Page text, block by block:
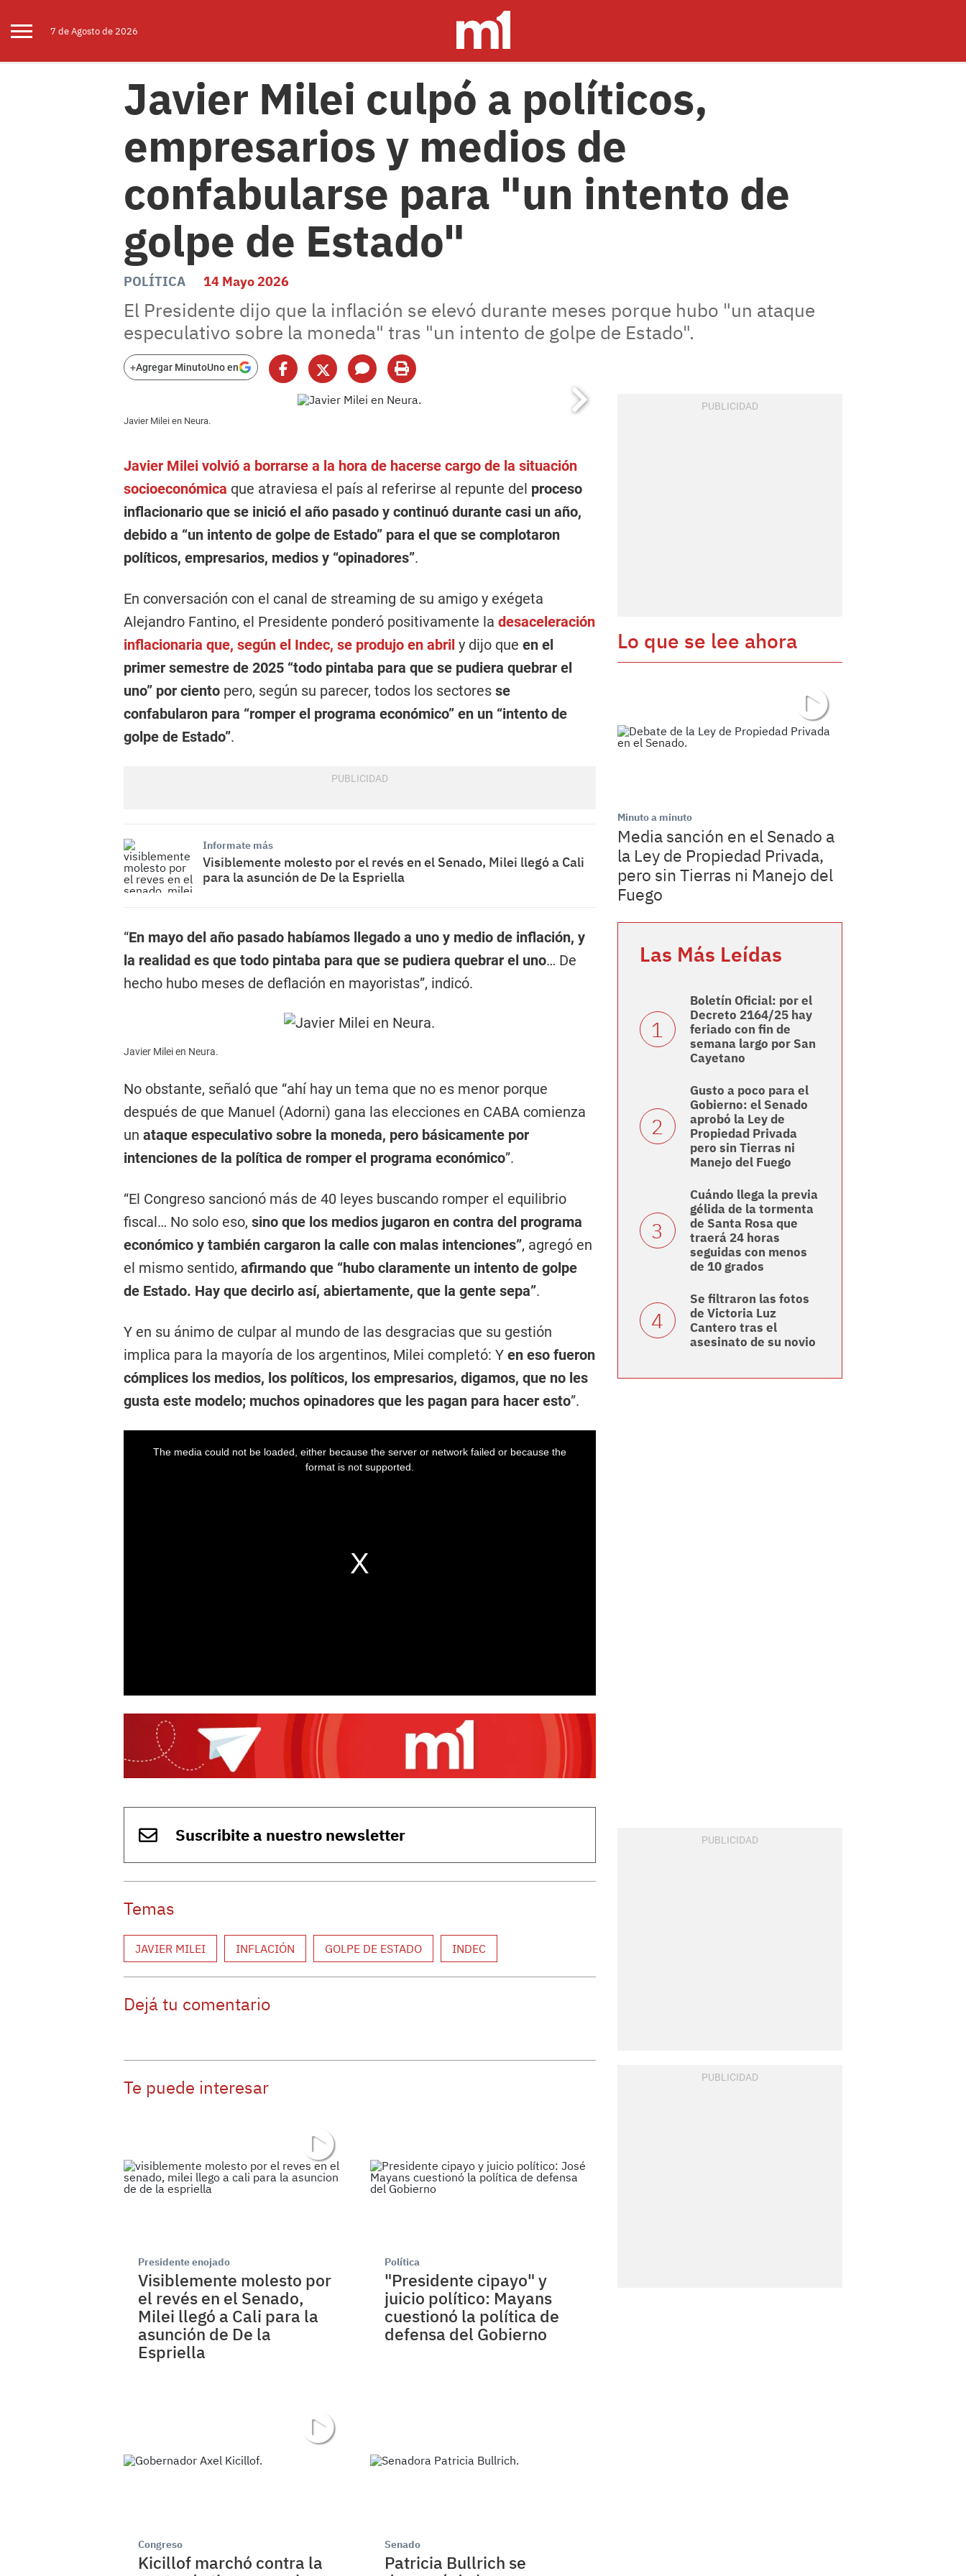
7 deAgostode 2026
Javier Milei culpó a políticos,
empresarios y medios de
confabularse para "un intento de
golpe de Estado"
POLÍTICA 14 Mayo 2026
El Presidente dijo que la inflación se elevó durante meses porque hubo "un ataque
especulativo sobre la moneda" tras "un intento de golpe de Estado".
+Agregar MinutoUno en
Javier Milei en Neura.
Javier Milei volvió a borrarse a la hora de hacerse cargo de la situación
socioeconómica que atraviesa el país al referirse al repunte del proceso
inflacionario que se inició el año pasado y continuó durante casi un año,
debido a “un intento de golpe de Estado” para el que se complotaron
políticos, empresarios, medios y “opinadores”.
En conversación con el canal de streaming de su amigo y exégeta
Alejandro Fantino, el Presidente ponderó positivamente la desaceleración
inflacionaria que, según el Indec, se produjo en abril y dijo que en el
primer semestre de 2025 “todo pintaba para que se pudiera quebrar el
uno” por ciento pero, según su parecer, todos los sectores se
confabularon para “romper el programa económico” en un “intento de
golpe de Estado”.
Informate más
Visiblemente molesto por el revés en el Senado, Milei llegó a Cali
para la asunción de De la Espriella
“En mayo del año pasado habíamos llegado a uno y medio de inflación, y
la realidad es que todo pintaba para que se pudiera quebrar el uno… De
hecho hubo meses de deflación en mayoristas”, indicó.
Javier Milei en Neura.
No obstante, señaló que “ahí hay un tema que no es menor porque
después de que Manuel (Adorni) gana las elecciones en CABA comienza
un ataque especulativo sobre la moneda, pero básicamente por
intenciones de la política de romper el programa económico”.
“El Congreso sancionó más de 40 leyes buscando romper el equilibrio
fiscal… No solo eso, sino que los medios jugaron en contra del programa
económico y también cargaron la calle con malas intenciones”, agregó en
el mismo sentido, afirmando que “hubo claramente un intento de golpe
de Estado. Hay que decirlo así, abiertamente, que la gente sepa”.
Y en su ánimo de culpar al mundo de las desgracias que su gestión
implica para la mayoría de los argentinos, Milei completó: Y en eso fueron
cómplices los medios, los políticos, los empresarios, digamos, que no les
gusta este modelo; muchos opinadores que les pagan para hacer esto”.
Suscribite a nuestro newsletter
Temas
JAVIER MILEI INFLACIÓN GOLPE DE ESTADO INDEC
Dejá tu comentario
Te puede interesar
Presidente enojado
Visiblemente molesto por
el revés en el Senado,
Milei llegó a Cali para la
asunción de De la
Espriella
Política
"Presidente cipayo" y
juicio político: Mayans
cuestionó la política de
defensa del Gobierno
Congreso
Kicillof marchó contra la
Senado
Patricia Bullrich se
Lo que se lee ahora
Minuto a minuto
Media sanción en el Senado a
la Ley de Propiedad Privada,
pero sin Tierras ni Manejo del
Fuego
Las Más Leídas
Boletín Oficial: por el
Decreto 2164/25 hay
feriado con fin de
semana largo por San
Cayetano
Gusto a poco para el
Gobierno: el Senado
aprobó la Ley de
Propiedad Privada
pero sin Tierras ni
Manejo del Fuego
Cuándo llega la previa
gélida de la tormenta
de Santa Rosa que
traerá 24 horas
seguidas con menos
de 10 grados
Se filtraron las fotos
de Victoria Luz
Cantero tras el
asesinato de su novio